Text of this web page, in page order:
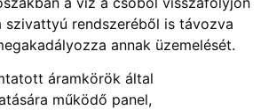
szivattyú rendszeréből is távozva
annak üzemelését.
áramkörök által
működő panel,